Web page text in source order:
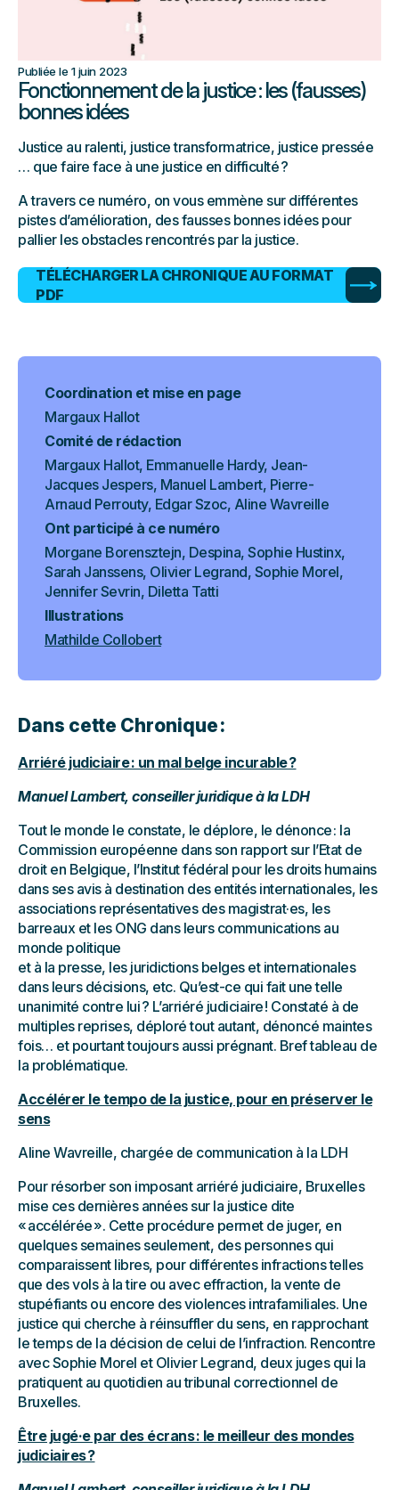
Publiée le 1 juin 2023
Fonctionnement de la justice : les (fausses)
bonnes idées
Justice au ralenti, justice transformatrice, justice pressée
… que faire face à une justice en difficulté ?
A travers ce numéro, on vous emmène sur différentes
pistes d’amélioration, des fausses bonnes idées pour
pallier les obstacles rencontrés par la justice.
TÉLÉCHARGER LA CHRONIQUE AU FORMAT
PDF
Coordination et mise en page
Margaux Hallot
Comité de rédaction
Margaux Hallot, Emmanuelle Hardy, Jean-
Jacques Jespers, Manuel Lambert, Pierre-
Arnaud Perrouty, Edgar Szoc, Aline Wavreille
Ont participé à ce numéro
Morgane Borensztejn, Despina, Sophie Hustinx,
Sarah Janssens, Olivier Legrand, Sophie Morel,
Jennifer Sevrin, Diletta Tatti
Illustrations
Mathilde Collobert
Dans cette Chronique :
Arriéré judiciaire : un mal belge incurable ?
Manuel Lambert, conseiller juridique à la LDH
Tout le monde le constate, le déplore, le dénonce : la
Commission européenne dans son rapport sur l’Etat de
droit en Belgique, l’Institut fédéral pour les droits humains
dans ses avis à destination des entités internationales, les
associations représentatives des magistrat·es, les
barreaux et les ONG dans leurs communications au
monde politique
et à la presse, les juridictions belges et internationales
dans leurs décisions, etc. Qu’est-ce qui fait une telle
unanimité contre lui ? L’arriéré judiciaire ! Constaté à de
multiples reprises, déploré tout autant, dénoncé maintes
fois… et pourtant toujours aussi prégnant. Bref tableau de
la problématique.
Accélérer le tempo de la justice, pour en préserver le
sens
Aline Wavreille, chargée de communication à la LDH
Pour résorber son imposant arriéré judiciaire, Bruxelles
mise ces dernières années sur la justice dite
« accélérée ». Cette procédure permet de juger, en
quelques semaines seulement, des personnes qui
comparaissent libres, pour différentes infractions telles
que des vols à la tire ou avec effraction, la vente de
stupéfiants ou encore des violences intrafamiliales. Une
justice qui cherche à réinsuffler du sens, en rapprochant
le temps de la décision de celui de l’infraction. Rencontre
avec Sophie Morel et Olivier Legrand, deux juges qui la
pratiquent au quotidien au tribunal correctionnel de
Bruxelles.
Être jugé·e par des écrans : le meilleur des mondes
judiciaires ?